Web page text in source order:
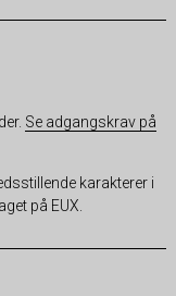
Se adgangskrav på
karakterer i
på EUX.